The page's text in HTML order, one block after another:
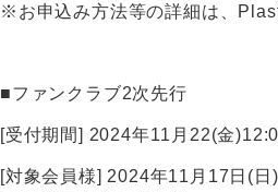
※お申込み方法等の詳細は、
■ファンクラブ2次先行
[受付期間] 2024年11月22(金
[対象会員様] 2024年11月17日(